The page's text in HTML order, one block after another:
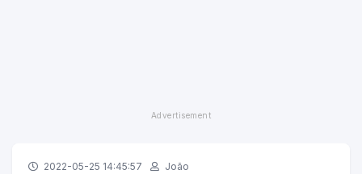
2022-05-25 14:45:57 João